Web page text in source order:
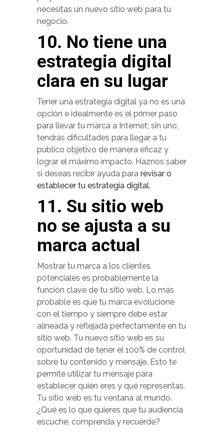
necesitas un nuevo sitio web para tu
negocio.
10. No tiene una
estrategia digital
clara en su lugar
Tener una estrategia digital ya no es una
opción e idealmente es el primer paso
para llevar tu marca a Internet; sin uno,
tendrás dificultades para llegar a tu
público objetivo de manera eficaz y
lograr el máximo impacto. Haznos saber
si deseas recibir ayuda para revisar o
establecer tu estrategia digital.
11. Su sitio web
no se ajusta a su
marca actual
Mostrar tu marca a los clientes
potenciales es probablemente la
función clave de tu sitio web. Lo más
probable es que tu marca evolucione
con el tiempo y siempre debe estar
alineada y reflejada perfectamente en tu
sitio web. Tu nuevo sitio web es su
oportunidad de tener el 100% de control
sobre tu contenido y mensaje. Esto te
permite utilizar tu mensaje para
establecer quién eres y qué representas.
Tu sitio web es tu ventana al mundo.
¿Qué es lo que quieres que tu audiencia
escuche, comprenda y recuerde?